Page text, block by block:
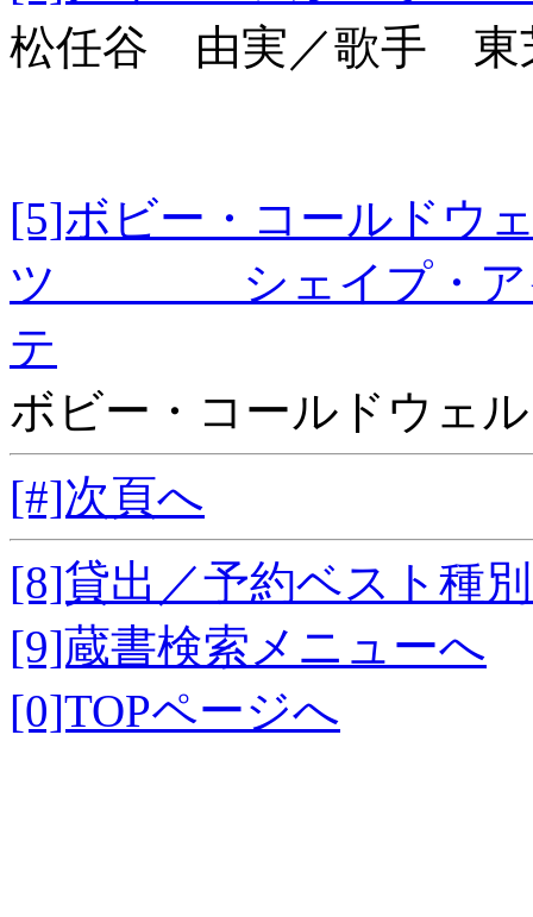
松任谷 由実／歌手 東
[5]ボビー・コールドウ
ツ シェイプ・アイ
テ
ボビー・コールドウ
[#]次頁へ
[8]貸出／予約ベスト種
[9]蔵書検索メニューへ
[0]TOPページへ